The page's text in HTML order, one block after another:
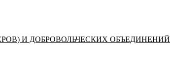
И ДОБРОВОЛЬЧЕСКИХ ОБЪЕДИНЕНИЙ